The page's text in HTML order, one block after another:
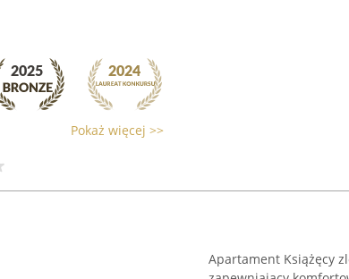
Pokaż więcej >>
Apartament Książęcy